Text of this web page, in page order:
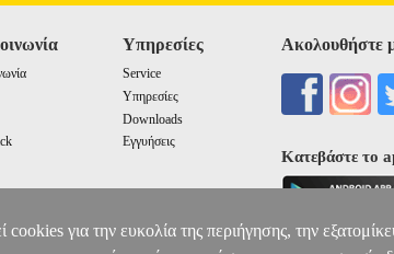
Υπηρεσίες
Service
Υπηρεσίες
Downloads
Εγγυήσεις
Ακολουθήστε
Κατεβάστε το
cookies για την ευκολία της περιήγησης, την